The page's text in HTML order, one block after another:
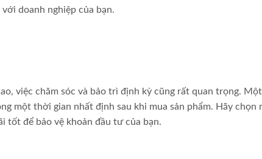
doanh nghiệp của bạn.
việc chăm sóc và bảo trì định kỳ cũng rất quan trọng.
một thời gian nhất định sau khi mua sản phẩm. Hãy chọn
tốt để bảo vệ khoản đầu tư của bạn.